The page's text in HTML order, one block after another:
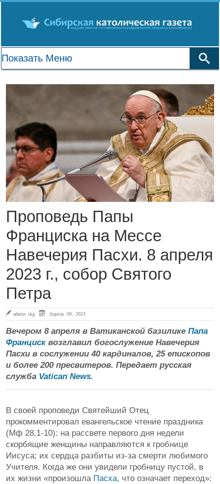
Проповедь Папы
Франциска на Мессе
Навечерия Пасхи. 8 апреля
2023 г., собор Святого
Петра
admin skg Апрель 09, 2023
Вечером 8 апреля в Ватиканской базилике Папа
Франциск возглавил богослужение Навечерия
Пасхи в сослужении 40 кардиналов, 25 епископов
и более 200 пресвитеров. Передает русская
служба Vatican News.
В своей проповеди Святейший Отец
прокомментировал евангельское чтение праздника
(Мф 28,1-10): на рассвете первого дня недели
скорбящие женщины направляются к гробнице
Иисуса; их сердца разбиты из-за смерти любимого
Учителя. Когда же они увидели гробницу пустой, в
их жизни «произошла Пасха, что означает переход»: